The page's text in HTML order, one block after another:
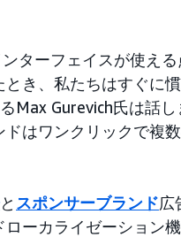
ターフェイスが使え
き、私たちはすぐに
Max Gurevich氏は話し
はワンクリックで複
と スポンサーブランド広
ーカライゼーション